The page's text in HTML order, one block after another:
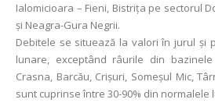
Ialomicioara – Fieni, Bistriţa pe sectorul
şi Neagra-Gura Negrii.
Debitele se situează la valori în jurul și
lunare, exceptând râurile din
Crasna, Barcău, Crișuri, Someșul Mic,
sunt cuprinse între 30-90% din normalele